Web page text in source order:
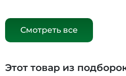
Смотреть все
Этот товар из